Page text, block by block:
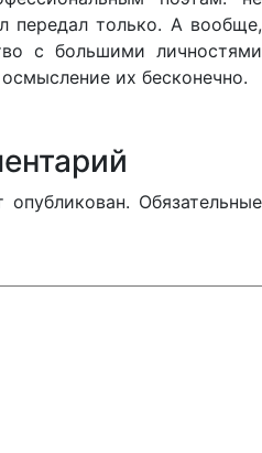
передал только. А вообще,
с большими личностями
их бесконечно.
Обязательные